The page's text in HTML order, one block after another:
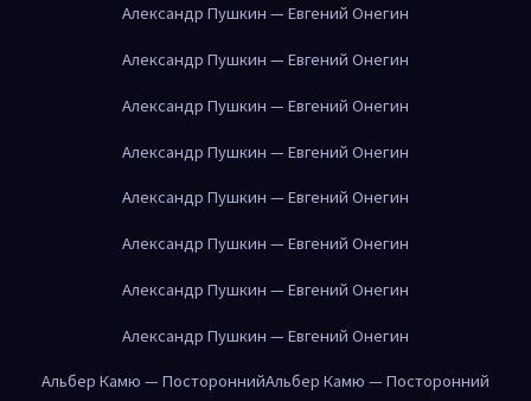
Александр Пушкин — Евгений Онегин
Александр Пушкин — Евгений Онегин
Александр Пушкин — Евгений Онегин
Александр Пушкин — Евгений Онегин
Александр Пушкин — Евгений Онегин
Александр Пушкин — Евгений Онегин
Александр Пушкин — Евгений Онегин
Александр Пушкин — Евгений Онегин
Альбер Камю — ПостороннийАльбер Камю — Посторонний